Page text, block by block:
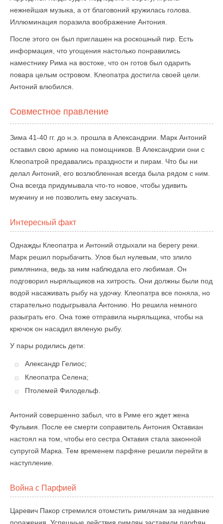
нежнейшая музыка, а от благовоний кружилась голова.
Иллюминация поразила воображение Антония.
После этого он был приглашен на роскошный пир. Есть
информация, что угощения настолько понравились
наместнику Рима на востоке, что он готов был одарить
повара целым островом. Клеопатра достигла своей цели.
Антоний влюбился.
Совместное правление
Зима 41-40 гг. до н.э. прошла в Александрии. Марк Антоний
оставил свою армию на помощников. В Александрии они с
Клеопатрой предавались праздности и пирам. Что бы ни
делал Антоний, его возлюбленная всегда была рядом с ним.
Она всегда придумывала что-то новое, чтобы удивить
мужчину и не позволить ему заскучать.
Интересный факт
Однажды Клеопатра и Антоний отдыхали на берегу реки.
Марк решил порыбачить. Улов был нулевым, что злило
римлянина, ведь за ним наблюдала его любимая. Он
подговорил ныряльщиков на хитрость. Они должны были под
водой насаживать рыбу на удочку. Клеопатра все поняла, но
старательно подыгрывала Антонию. Но решила немного
разыграть его. Она тоже отправила ныряльщика, чтобы на
крючок он насадил вяленую рыбу.
У пары родились дети:
Александр Гелиос;
Клеопатра Селена;
Птолемей Филодельф.
Антоний совершенно забыл, что в Риме его ждет жена
Фульвия. После ее смерти соправитель Антония Октавиан
настоял на том, чтобы его сестра Октавия стала законной
супругой Марка. Тем временем парфяне решили перейти в
наступление.
Война с Парфией
Царевич Пакор стремился отомстить римлянам за недавние
поражения. Успешные действия римлян заставили парфян